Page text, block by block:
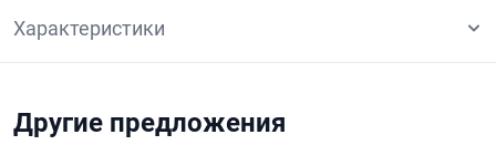
Характеристики
Другие предложения